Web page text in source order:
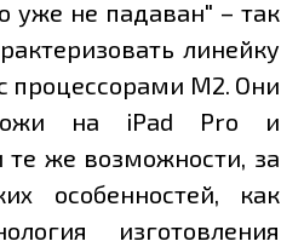
уже не падаван" – так
линейку
процессорами M2. Они
на iPad Pro и
те же возможности, за
особенностей, как
изготовления